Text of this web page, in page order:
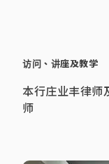
访问、讲座及教学
本行庄业丰律师
师